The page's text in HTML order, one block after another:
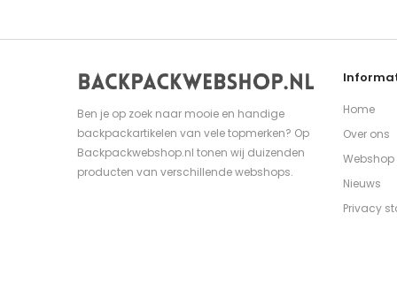
Ben je op zoek naar mooie en handige
backpackartikelen van vele topmerken? Op
Backpackwebshop.nl tonen wij duizenden
producten van verschillende webshops.
Home
Over ons
Webshop
Nieuws
Privacy